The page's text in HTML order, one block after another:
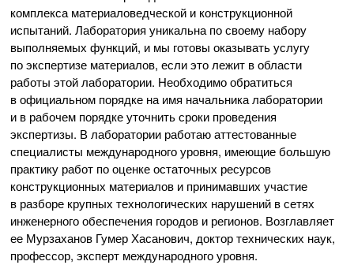
комплекса материаловедческой и конструкционной
испытаний. Лаборатория уникальна по своему набору
выполняемых функций, и мы готовы оказывать услугу
по экспертизе материалов, если это лежит в области
работы этой лаборатории. Необходимо обратиться
в официальном порядке на имя начальника лаборатории
и в рабочем порядке уточнить сроки проведения
экспертизы. В лаборатории работаю аттестованные
специалисты международного уровня, имеющие большую
практику работ по оценке остаточных ресурсов
конструкционных материалов и принимавших участие
в разборе крупных технологических нарушений в сетях
инженерного обеспечения городов и регионов. Возглавляет
ее Мурзаханов Гумер Хасанович, доктор технических наук,
профессор, эксперт международного уровня.